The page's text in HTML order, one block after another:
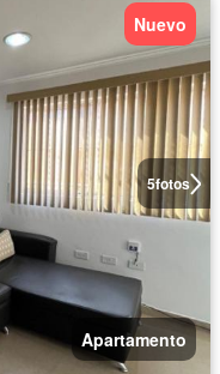
5fotos
Nuevo
Apartamento